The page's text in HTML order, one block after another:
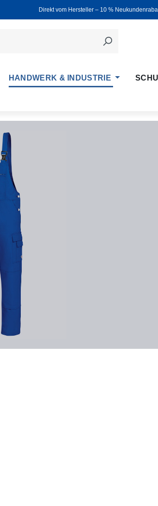
Direkt vom Hersteller ‒ 10 %
HANDWERK & INDUSTRIE